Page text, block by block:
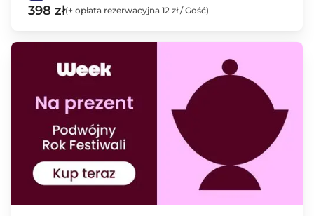
398 zł(+ opłata rezerwacyjna 12 zł / Gość)